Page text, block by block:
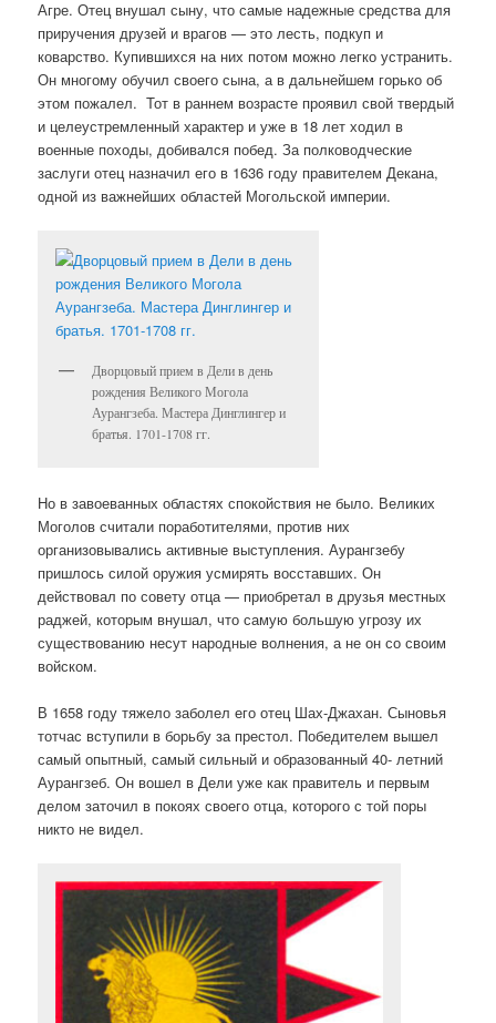
Агре. Отец внушал сыну, что самые надежные средства для
приручения друзей и врагов — это лесть, подкуп и
коварство. Купившихся на них потом можно легко устранить.
Он многому обучил своего сына, а в дальнейшем горько об
этом пожалел. Тот в раннем возрасте проявил свой твердый
и целеустремленный характер и уже в 18 лет ходил в
военные походы, добивался побед. За полководческие
заслуги отец назначил его в 1636 году правителем Декана,
одной из важнейших областей Могольской империи.
Дворцовый прием в Дели в день
рождения Великого Могола
Аурангзеба. Мастера Динглингер и
братья. 1701-1708 гг.
Но в завоеванных областях спокойствия не было. Великих
Моголов считали поработителями, против них
организовывались активные выступления. Аурангзебу
пришлось силой оружия усмирять восставших. Он
действовал по совету отца — приобретал в друзья местных
раджей, которым внушал, что самую большую угрозу их
существованию несут народные волнения, а не он со своим
войском.
В 1658 году тяжело заболел его отец Шах-Джахан. Сыновья
тотчас вступили в борьбу за престол. Победителем вышел
самый опытный, самый сильный и образованный 40- летний
Аурангзеб. Он вошел в Дели уже как правитель и первым
делом заточил в покоях своего отца, которого с той поры
никто не видел.